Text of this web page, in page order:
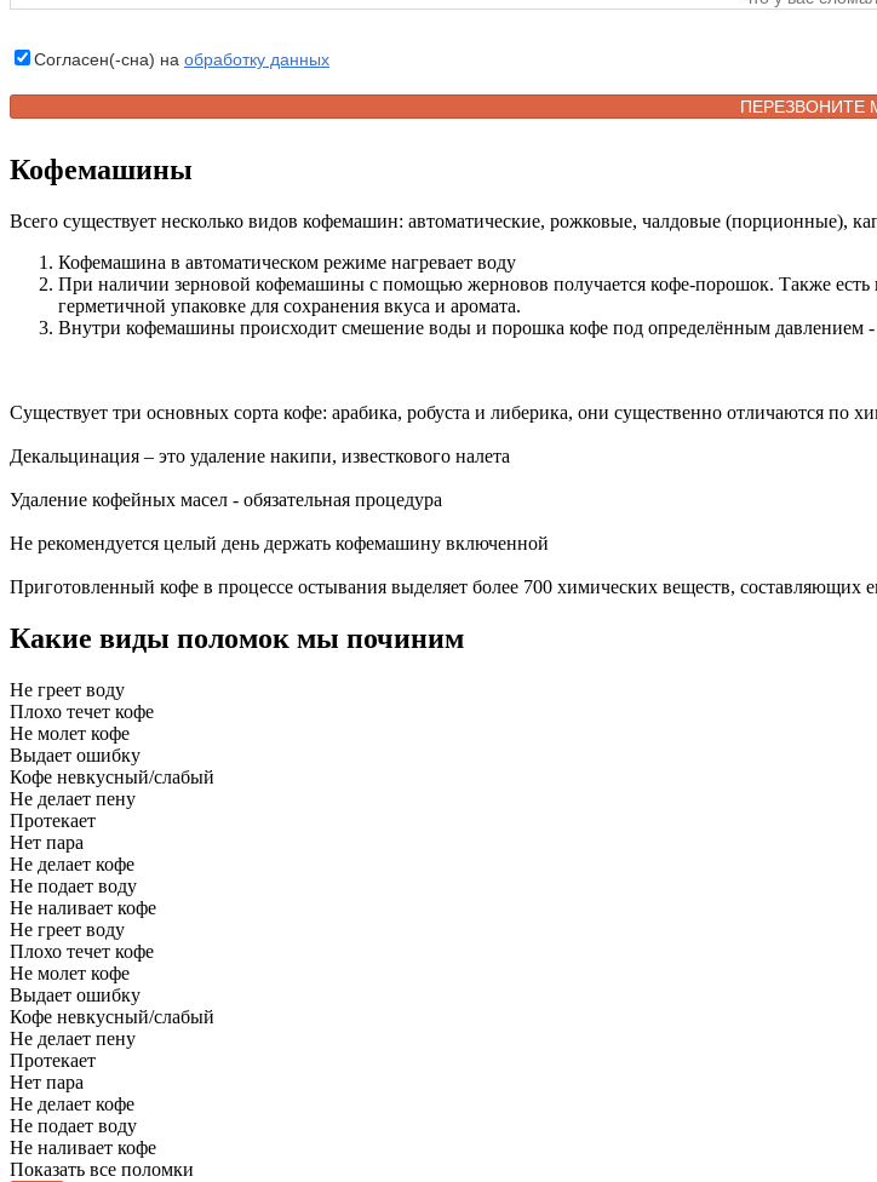
Согласен(-сна) на обработку данных
Кофемашины
Всего существует несколько видов кофемашин: автоматические, рожковые, чалдовые (порционные),
Кофемашина в автоматическом режиме нагревает воду
При наличии зерновой кофемашины с помощью жерновов получается кофе-порошок. Также есть
герметичной упаковке для сохранения вкуса и аромата.
Внутри кофемашины происходит смешение воды и порошка кофе под определённым давлением -
Существует три основных сорта кофе: арабика, робуста и либерика, они существенно отличаются по
Декальцинация – это удаление накипи, известкового налета
Удаление кофейных масел - обязательная процедура
Не рекомендуется целый день держать кофемашину включенной
Приготовленный кофе в процессе остывания выделяет более 700 химических веществ, составляющих
Какие виды поломок мы починим
Не греет воду
Плохо течет кофе
Не молет кофе
Выдает ошибку
Кофе невкусный/слабый
Не делает пену
Протекает
Нет пара
Не делает кофе
Не подает воду
Не наливает кофе
Не греет воду
Плохо течет кофе
Не молет кофе
Выдает ошибку
Кофе невкусный/слабый
Не делает пену
Протекает
Нет пара
Не делает кофе
Не подает воду
Не наливает кофе
Показать все поломки